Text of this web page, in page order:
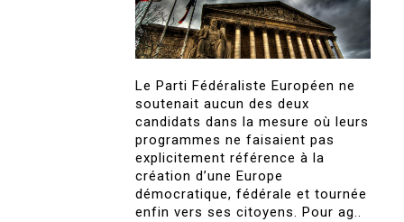
Le Parti Fédéraliste Européen ne
soutenait aucun des deux
candidats dans la mesure où leurs
programmes ne faisaient pas
explicitement référence à la
création d’une Europe
démocratique, fédérale et tournée
enfin vers ses citoyens. Pour ag..